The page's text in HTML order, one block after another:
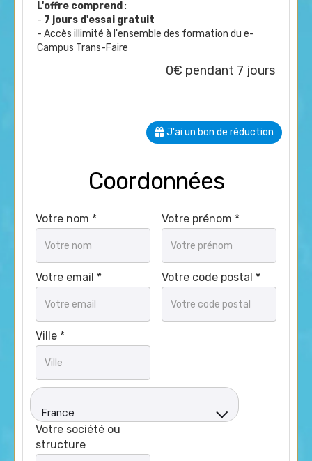
L'offre comprend :
- 7 jours d'essai gratuit
- Accès illimité à l'ensemble des formation du e-
Campus Trans-Faire
0€ pendant 7 jours
J'ai un bon de réduction
Coordonnées
Votre nom * Votre prénom *
Votre email * Votre code postal *
Ville *
France
Votre société ou
structure